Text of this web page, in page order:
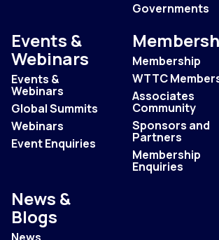
Governments
Events &
Webinars
Events &
Webinars
Global Summits
Webinars
Event Enquiries
Membership
WTTC
Associates
Community
Sponsors and
Partners
Membership
Enquiries
News &
Blogs